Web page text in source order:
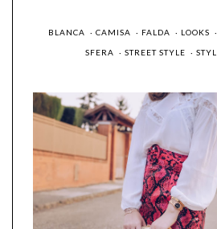
BLANCA · CAMISA · FALDA · LOOKS ·
SFERA · STREET STYLE ·